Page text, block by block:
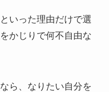
いった理由だけで選
かじりで何不自由な
ら、なりたい自分を